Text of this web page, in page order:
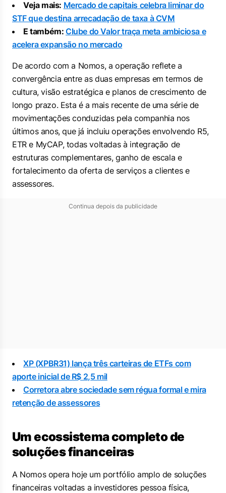
Veja mais: Mercado de capitais celebra liminar do
STF que destina arrecadação de taxa à CVM
E também: Clube do Valor traça meta ambiciosa e
acelera expansão no mercado
De acordo com a Nomos, a operação reflete a
convergência entre as duas empresas em termos de
cultura, visão estratégica e planos de crescimento de
longo prazo. Esta é a mais recente de uma série de
movimentações conduzidas pela companhia nos
últimos anos, que já incluiu operações envolvendo R5,
ETR e MyCAP, todas voltadas à integração de
estruturas complementares, ganho de escala e
fortalecimento da oferta de serviços a clientes e
assessores.
Continua depois da publicidade
XP (XPBR31) lança três carteiras de ETFs com
aporte inicial de R$ 2,5 mil
Corretora abre sociedade sem régua formal e mira
retenção de assessores
Um ecossistema completo de
soluções financeiras
A Nomos opera hoje um portfólio amplo de soluções
financeiras voltadas a investidores pessoa física,